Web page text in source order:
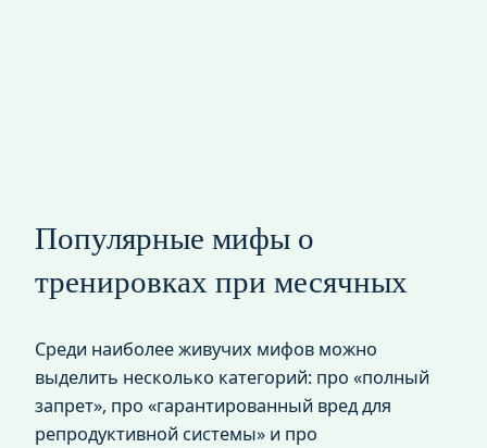
Популярные мифы о
тренировках при месячных
Среди наиболее живучих мифов можно
выделить несколько категорий: про «полный
запрет», про «гарантированный вред для
репродуктивной системы» и про